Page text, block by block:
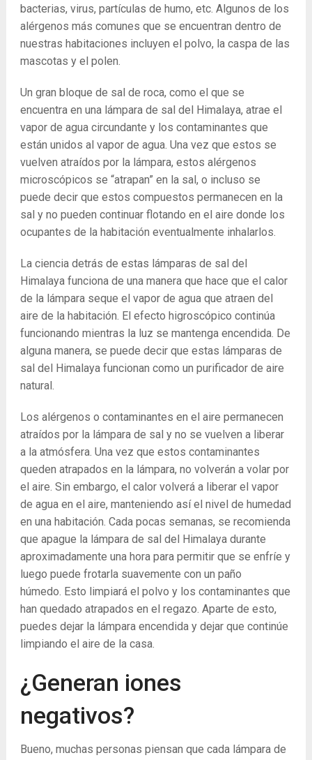
bacterias, virus, partículas de humo, etc. Algunos de los
alérgenos más comunes que se encuentran dentro de
nuestras habitaciones incluyen el polvo, la caspa de las
mascotas y el polen.
Un gran bloque de sal de roca, como el que se
encuentra en una lámpara de sal del Himalaya, atrae el
vapor de agua circundante y los contaminantes que
están unidos al vapor de agua. Una vez que estos se
vuelven atraídos por la lámpara, estos alérgenos
microscópicos se “atrapan” en la sal, o incluso se
puede decir que estos compuestos permanecen en la
sal y no pueden continuar flotando en el aire donde los
ocupantes de la habitación eventualmente inhalarlos.
La ciencia detrás de estas lámparas de sal del
Himalaya funciona de una manera que hace que el calor
de la lámpara seque el vapor de agua que atraen del
aire de la habitación. El efecto higroscópico continúa
funcionando mientras la luz se mantenga encendida. De
alguna manera, se puede decir que estas lámparas de
sal del Himalaya funcionan como un purificador de aire
natural.
Los alérgenos o contaminantes en el aire permanecen
atraídos por la lámpara de sal y no se vuelven a liberar
a la atmósfera. Una vez que estos contaminantes
queden atrapados en la lámpara, no volverán a volar por
el aire. Sin embargo, el calor volverá a liberar el vapor
de agua en el aire, manteniendo así el nivel de humedad
en una habitación. Cada pocas semanas, se recomienda
que apague la lámpara de sal del Himalaya durante
aproximadamente una hora para permitir que se enfríe y
luego puede frotarla suavemente con un paño
húmedo. Esto limpiará el polvo y los contaminantes que
han quedado atrapados en el regazo. Aparte de esto,
puedes dejar la lámpara encendida y dejar que continúe
limpiando el aire de la casa.
¿Generan iones
negativos?
Bueno, muchas personas piensan que cada lámpara de